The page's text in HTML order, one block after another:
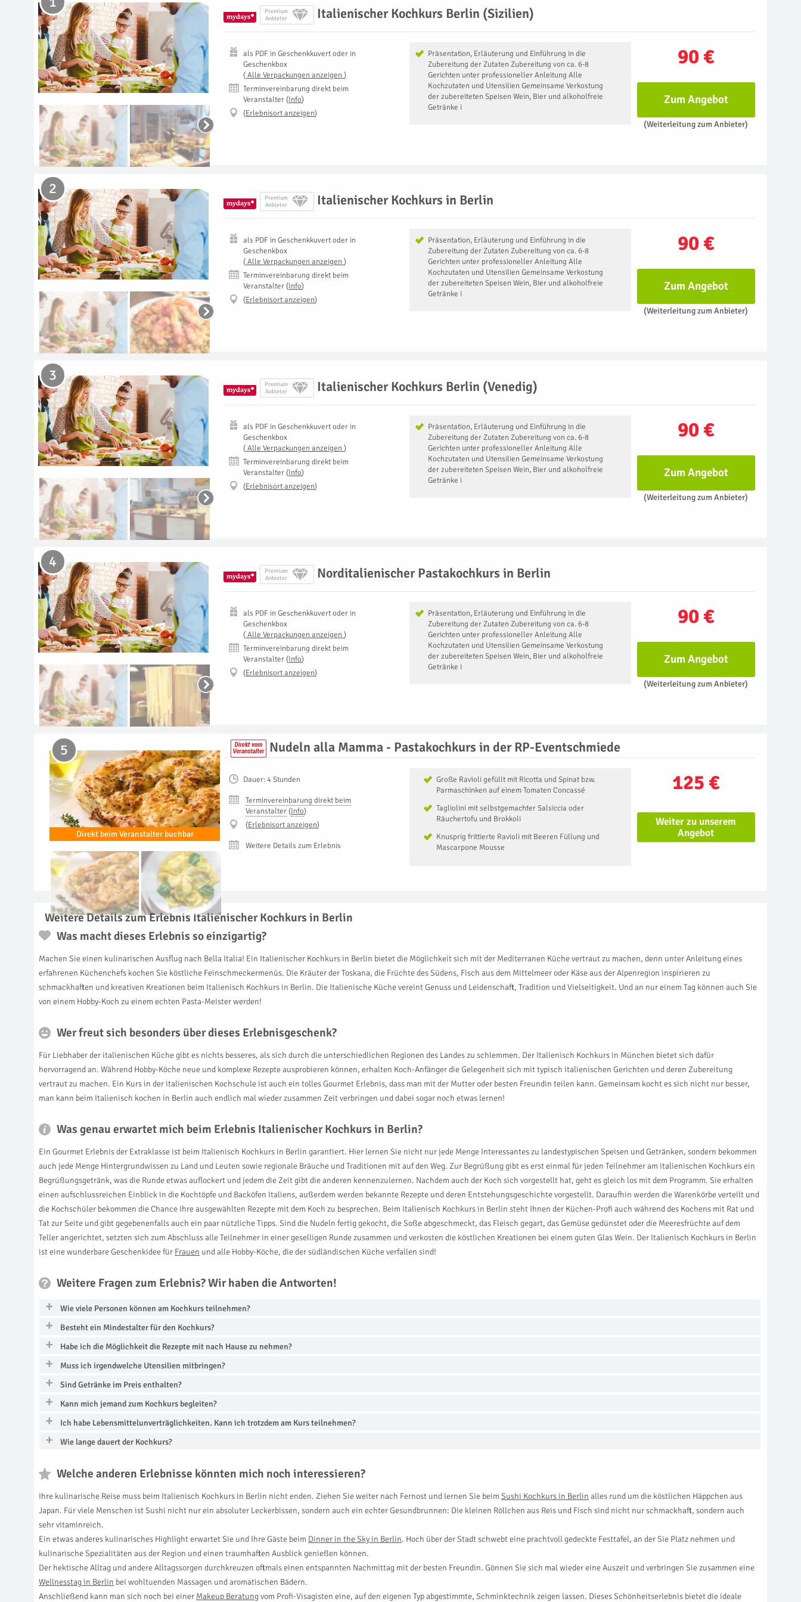
Premium
Anbieter
Italienischer Kochkurs Berlin (Sizilien)
90 €
Präsentation, Erläuterung und Einführung in die
Zubereitung der Zutaten Zubereitung von ca. 6-8
Gerichten unter professioneller Anleitung Alle
Kochzutaten und Utensilien Gemeinsame Verkostung
der zubereiteten Speisen Wein, Bier und alkoholfreie
Getränke i
als PDFinGeschenkkuvert oder in
Geschenkbox
( Alle Verpackungen anzeigen )
Terminvereinbarung direkt beim
Veranstalter (Info)
(Erlebnisort anzeigen)
Zum Angebot
(Weiterleitung zum Anbieter)
Premium
Anbieter
Italienischer Kochkurs in Berlin
2
90 €
Präsentation, Erläuterung und Einführung in die
Zubereitung der Zutaten Zubereitung von ca. 6-8
Gerichten unter professioneller Anleitung Alle
Kochzutaten und Utensilien Gemeinsame Verkostung
der zubereiteten Speisen Wein, Bier und alkoholfreie
Getränke i
als PDFinGeschenkkuvert oder in
Geschenkbox
( Alle Verpackungen anzeigen )
Terminvereinbarung direkt beim
Veranstalter (Info)
(Erlebnisort anzeigen)
Zum Angebot
(Weiterleitung zum Anbieter)
Premium
Anbieter
Italienischer Kochkurs Berlin (Venedig)
3
90 €
Präsentation, Erläuterung und Einführung in die
Zubereitung der Zutaten Zubereitung von ca. 6-8
Gerichten unter professioneller Anleitung Alle
Kochzutaten und Utensilien Gemeinsame Verkostung
der zubereiteten Speisen Wein, Bier und alkoholfreie
Getränke i
als PDFinGeschenkkuvert oder in
Geschenkbox
( Alle Verpackungen anzeigen )
Terminvereinbarung direkt beim
Veranstalter (Info)
(Erlebnisort anzeigen)
Zum Angebot
(Weiterleitung zum Anbieter)
Premium
Anbieter
Norditalienischer Pastakochkurs in Berlin
4
90 €
Präsentation, Erläuterung und Einführung in die
Zubereitung der Zutaten Zubereitung von ca. 6-8
Gerichten unter professioneller Anleitung Alle
Kochzutaten und Utensilien Gemeinsame Verkostung
der zubereiteten Speisen Wein, Bier und alkoholfreie
Getränke i
als PDFinGeschenkkuvert oder in
Geschenkbox
( Alle Verpackungen anzeigen )
Terminvereinbarung direkt beim
Veranstalter (Info)
(Erlebnisort anzeigen)
Zum Angebot
(Weiterleitung zum Anbieter)
Nudeln alla Mamma - Pastakochkurs in der RP-Eventschmiede
Direkt beim Veranstalter buchbar
5
125 €
Große Ravioli gefüllt mit Ricotta und Spinat bzw.
Parmaschinken auf einem Tomaten Concassé
Tagliolini mit selbstgemachter Salsiccia oder
Räuchertofu und Brokkoli
Knusprig frittierte Ravioli mit Beeren Füllung und
Mascarpone Mousse
Dauer: 4 Stunden
Terminvereinbarung direkt beim
Veranstalter (Info)
(Erlebnisort anzeigen)
Weitere Details zum Erlebnis
Weiter zu unserem
Angebot
Weitere Details zum Erlebnis Italienischer Kochkurs in Berlin
Was macht dieses Erlebnis so einzigartig?
Machen Sie einen kulinarischen Ausflug nach Bella Italia! Ein Italienischer Kochkurs in Berlin bietet die Möglichkeit sich mit der Mediterranen Küche vertraut zu machen, denn unter Anleitung eines
erfahrenen Küchenchefs kochen Sie köstliche Feinschmeckermenüs. Die Kräuter der Toskana, die Früchte des Südens, Fisch aus dem Mittelmeer oder Käse aus der Alpenregion inspirieren zu
schmackhaften und kreativen Kreationen beim Italienisch Kochkurs in Berlin. Die Italienische Küche vereint Genuss und Leidenschaft, Tradition und Vielseitigkeit. Und an nur einem Tag können auch Sie
von einem Hobby-Koch zu einem echten Pasta-Meister werden!
Wer freut sich besonders über dieses Erlebnisgeschenk?
Für Liebhaber der italienischen Küche gibt es nichts besseres, als sich durch die unterschiedlichen Regionen des Landes zu schlemmen. Der Italienisch Kochkurs in München bietet sich dafür
hervorragend an. Während Hobby-Köche neue und komplexe Rezepte ausprobieren können, erhalten Koch-Anfänger die Gelegenheit sich mit typisch italienischen Gerichten und deren Zubereitung
vertraut zu machen. Ein Kurs in der italienischen Kochschule ist auch ein tolles Gourmet Erlebnis, dass man mit der Mutter oder besten Freundin teilen kann. Gemeinsam kocht es sich nicht nur besser,
man kann beim Italienisch kochen in Berlin auch endlich mal wieder zusammen Zeit verbringen und dabei sogar noch etwas lernen!
Was genau erwartet mich beim Erlebnis Italienischer Kochkurs in Berlin?
Ein Gourmet Erlebnis der Extraklasse ist beim Italienisch Kochkurs in Berlin garantiert. Hier lernen Sie nicht nur jede Menge Interessantes zu landestypischen Speisen und Getränken, sondern bekommen
auch jede Menge Hintergrundwissen zu Land und Leuten sowie regionale Bräuche und Traditionen mit auf den Weg. Zur Begrüßung gibt es erst einmal für jeden Teilnehmer am italienischen Kochkurs ein
Begrüßungsgetränk, was die Runde etwas auflockert und jedem die Zeit gibt die anderen kennenzulernen. Nachdem auch der Koch sich vorgestellt hat, geht es gleich los mit dem Programm. Sie erhalten
einen aufschlussreichen Einblick in die Kochtöpfe und Backöfen Italiens, außerdem werden bekannte Rezepte und deren Entstehungsgeschichte vorgestellt. Daraufhin werden die Warenkörbe verteilt und
die Kochschüler bekommen die Chance Ihre ausgewählten Rezepte mit dem Koch zu besprechen. Beim Italienisch Kochkurs in Berlin steht Ihnen der Küchen-Profi auch während des Kochens mit Rat und
Tat zur Seite und gibt gegebenenfalls auch ein paar nützliche Tipps. Sind die Nudeln fertig gekocht, die Soße abgeschmeckt, das Fleisch gegart, das Gemüse gedünstet oder die Meeresfrüchte auf dem
Teller angerichtet, setzten sich zum Abschluss alle Teilnehmer in einer geselligen Runde zusammen und verkosten die köstlichen Kreationen bei einem guten Glas Wein. Der Italienisch Kochkurs in Berlin
ist eine wunderbare Geschenkidee für Frauen und alle Hobby-Köche, die der südländischen Küche verfallen sind!
Weitere Fragen zum Erlebnis? Wir haben die Antworten!
Wie viele Personen können am Kochkurs teilnehmen?
Besteht ein Mindestalter für den Kochkurs?
Habe ich die Möglichkeit die Rezepte mit nach Hause zu nehmen?
Muss ich irgendwelche Utensilien mitbringen?
Sind Getränke im Preis enthalten?
Kann mich jemand zum Kochkurs begleiten?
Ich habe Lebensmittelunverträglichkeiten. Kann ich trotzdem am Kurs teilnehmen?
Wie lange dauert der Kochkurs?
Welche anderen Erlebnisse könnten mich noch interessieren?
Ihre kulinarische Reise muss beim Italienisch Kochkurs in Berlin nicht enden. Ziehen Sie weiter nach Fernost und lernen Sie beim Sushi Kochkurs in Berlin alles rund um die köstlichen Häppchen aus
Japan. Für viele Menschen ist Sushi nicht nur ein absoluter Leckerbissen, sondern auch ein echter Gesundbrunnen: Die kleinen Röllchen aus Reis und Fisch sind nicht nur schmackhaft, sondern auch
sehr vitaminreich.
Ein etwas anderes kulinarisches Highlight erwartet Sie und Ihre Gäste beim Dinner in the Sky in Berlin. Hoch über der Stadt schwebt eine prachtvoll gedeckte Festtafel, an der Sie Platz nehmen und
kulinarische Spezialitäten aus der Region und einen traumhaften Ausblick genießen können.
Der hektische Alltag und andere Alltagssorgen durchkreuzen oftmals einen entspannten Nachmittag mit der besten Freundin. Gönnen Sie sich mal wieder eine Auszeit und verbringen Sie zusammen eine
Wellnesstag in Berlin bei wohltuenden Massagen und aromatischen Bädern.
Anschließend kann man sich noch bei einer Makeup Beratungvom Profi-Visagisten eine, auf den eigenen Typ abgestimmte, Schminktechnik zeigen lassen. Dieses Schönheitserlebnis bietet die ideale